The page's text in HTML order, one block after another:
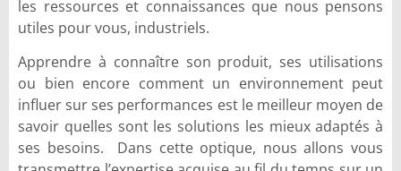
les ressources et connaissances que nous pensons
utiles pour vous, industriels.
Apprendre à connaître son produit, ses utilisations
ou bien encore comment un environnement peut
influer sur ses performances est le meilleur moyen de
savoir quelles sont les solutions les mieux adaptés à
ses besoins. Dans cette optique, nous allons vous